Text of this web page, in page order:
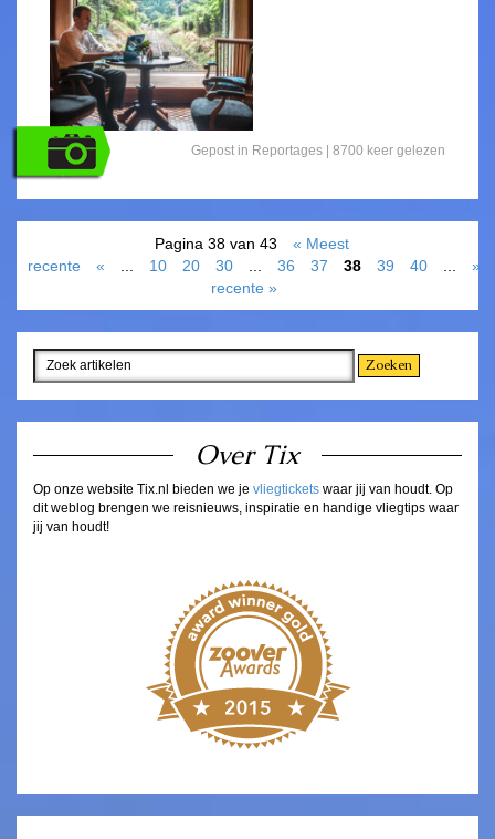
Gepost in Reportages 8700 keer gelezen
Pagina 38 van 43
« Meest
recente
« 10 20 30 36 37 38 39 40
»
recente »
Over Tix
Op onze website Tix.nl bieden we je vliegtickets waar jij van houdt. Op
dit weblog brengen we reisnieuws, inspiratie en handige vliegtips waar
jij van houdt!